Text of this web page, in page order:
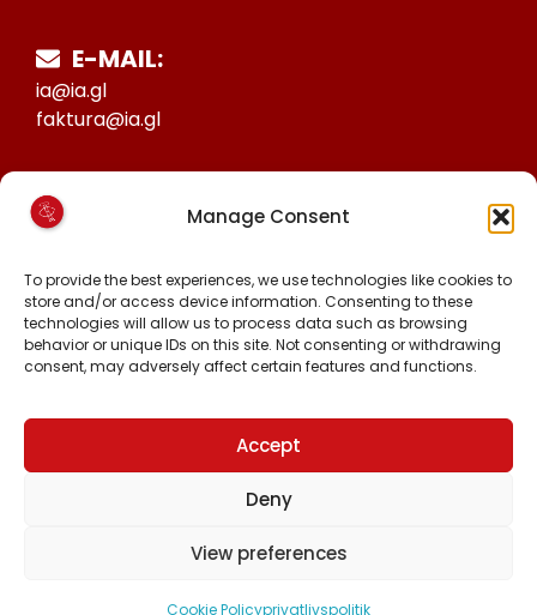
Manage Consent
To provide the best experiences, we use technologies like cookies to
store and/or access device information. Consenting to these
technologies will allow us to process data such as browsing
behavior or unique IDs on this site. Not consenting or withdrawing
consent, may adversely affect certain features and functions.
Accept
Deny
View preferences
Cookie Policyprivatlivspolitik
E-MAIL:
ia@ia.gl
faktura@ia.gl
25027388
KONTO NR:
6471-1511626
FØLG OS PÅ:
FACEBOOK
TIKTOK